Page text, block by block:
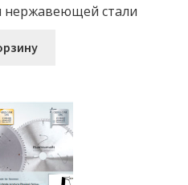
нержавеющей стали